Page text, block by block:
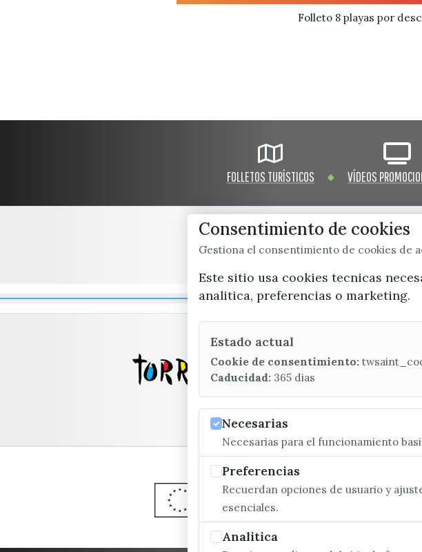
Folleto 8 playas por
FOLLETOS TURÍSTICOS VÍDEOS
C/
Consentimiento de cookies
Gestiona el consentimiento de cookies de
Este sitio usa cookies tecnicas
analitica, preferencias o marketing.
Estado actual
Cookie de consentimiento:
Caducidad: 365 dias
Necesarias
Necesarias para el funcionamiento
Preferencias
Recuerdan opciones de usuario y
esenciales.
Analitica